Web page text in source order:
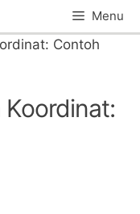
Menu
Contoh
Koordinat: